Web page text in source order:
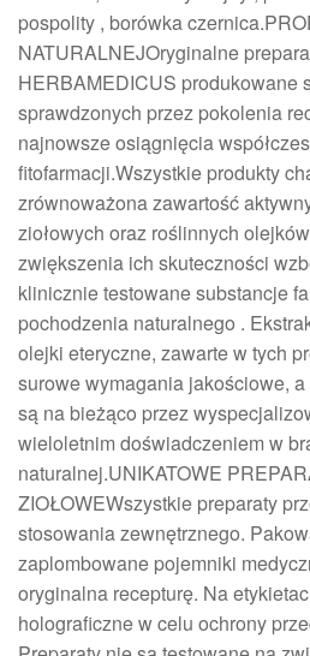
pospolity , borówka
NATURALNEJOryginalne
HERBAMEDICUS produkowane
sprawdzonych przez pokolenia
najnowsze osiągnięcia
fitofarmacji.Wszystkie produkty
zrównoważona zawartość
ziołowych oraz roślinnych
zwiększenia ich skuteczności
klinicznie testowane substancje
pochodzenia naturalnego .
olejki eteryczne, zawarte w tych
surowe wymagania jakościowe,
są na bieżąco przez
wieloletnim doświadczeniem w
naturalnej.UNIKATOWE
ZIOŁOWEWszystkie preparaty
stosowania zewnętrznego.
zaplombowane pojemniki
oryginalna recepturę. Na
holograficzne w celu ochrony